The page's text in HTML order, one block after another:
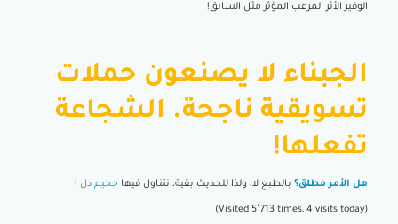
الوفير الأثر المرعب المؤثر مثل السابق!
الجبناء لا يصنعون حملات
تسويقية ناجحة. الشجاعة
تفعلها!
هل الأمر مطلق؟بالطبع لا، ولذا للحديث بقية، نتناول فيها جحيم دل!
(Visited 5٬713 times, 4 visits today)